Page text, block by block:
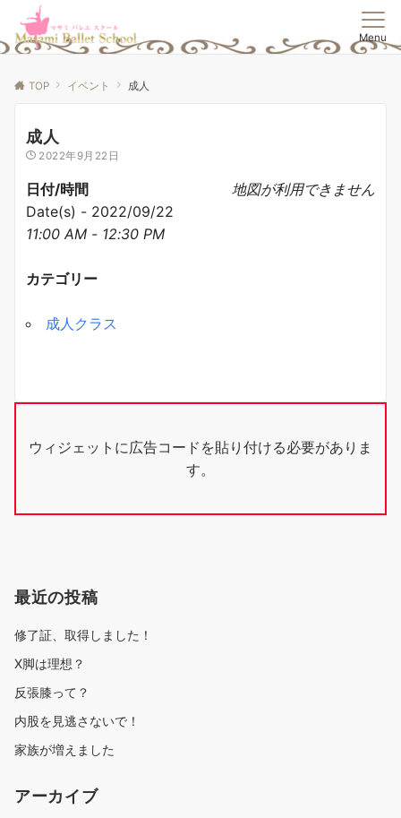
Menu
TOP イベント 成人
成人
2022年9月22日
地図が利用できません
日付/時間
Date(s) - 2022/09/22
11:00 AM - 12:30 PM
カテゴリー
成人クラス
ウィジェットに広告コードを貼り付ける必要がありま
す。
最近の投稿
修了証、取得しました！
X脚は理想？
反張膝って？
内股を見逃さないで！
家族が増えました
アーカイブ